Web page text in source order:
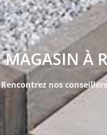
À
Rencontrez nos